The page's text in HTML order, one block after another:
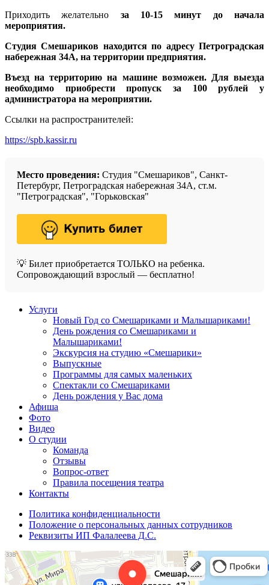
Приходить желательно за 10-15 минут до начала
мероприятия.
Студия Смешариков находится по адресу Петроградская
набережная 34А, на территории предприятия.
Въезд на территорию на машине возможен. Для выезда
необходимо приобрести пропуск за 100 рублей у
администратора на мероприятии.
Ссылки на распространителей:
https://spb.kassir.ru
Место проведения: Студия "Смешариков", Санкт-
Петербург, Петроградская набережная 34А, ст.м.
"Петроградская", "Горьковская"
💡 Билет приобретается ТОЛЬКО на ребенка.
Сопровождающий взрослый — бесплатно!
Услуги
Новый Год со Смешариками и Малышариками!
День рождения со Смешариками и
Малышариками!
Экскурсия на студию «Смешарики»
Выпускные
Программы для самых маленьких
Спектакли со Смешариками
День рождения у Вас дома
Афиша
Фото
Видео
О студии
Команда
Отзывы
Вопрос-ответ
Правила посещения театра
Контакты
Политика конфиденциальности
Положение о персональных данных сотрудников
Реквизиты ИП Фалалеева Д.С.